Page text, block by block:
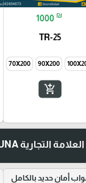
1000 ₪
TR-25
90X200
70X200
add_shopping_cart
العلامة التجارية TUNA
أمان حديد بالكامل